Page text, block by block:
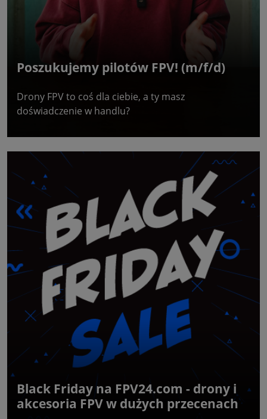
Poszukujemy pilotów FPV! (m/f/d)
Drony FPV to coś dla ciebie, a ty masz
doświadczenie w handlu?
Black Friday na FPV24.com - drony i
akcesoria FPV w dużych przecenach